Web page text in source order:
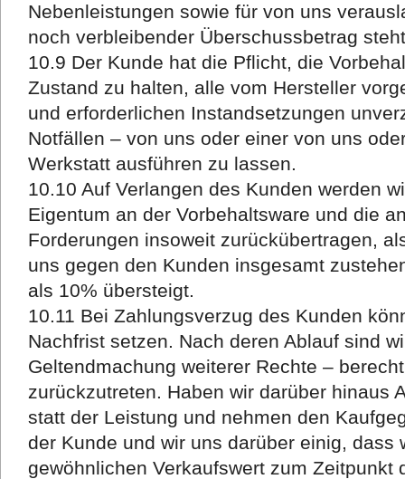
Nebenleistungen sowie für von uns
noch verbleibender Überschussbetrag
10.9 Der Kunde hat die Pflicht, die
Zustand zu halten, alle vom Hersteller
und erforderlichen Instandsetzungen
Notfällen – von uns oder einer von uns
Werkstatt ausführen zu lassen.
10.10 Auf Verlangen des Kunden werden
Eigentum an der Vorbehaltsware und die
Forderungen insoweit zurückübertragen,
uns gegen den Kunden insgesamt
als 10% übersteigt.
10.11 Bei Zahlungsverzug des Kunden
Nachfrist setzen. Nach deren Ablauf sind
Geltendmachung weiterer Rechte –
zurückzutreten. Haben wir darüber hinaus
statt der Leistung und nehmen den
der Kunde und wir uns darüber einig, dass
gewöhnlichen Verkaufswert zum Zeitpunkt